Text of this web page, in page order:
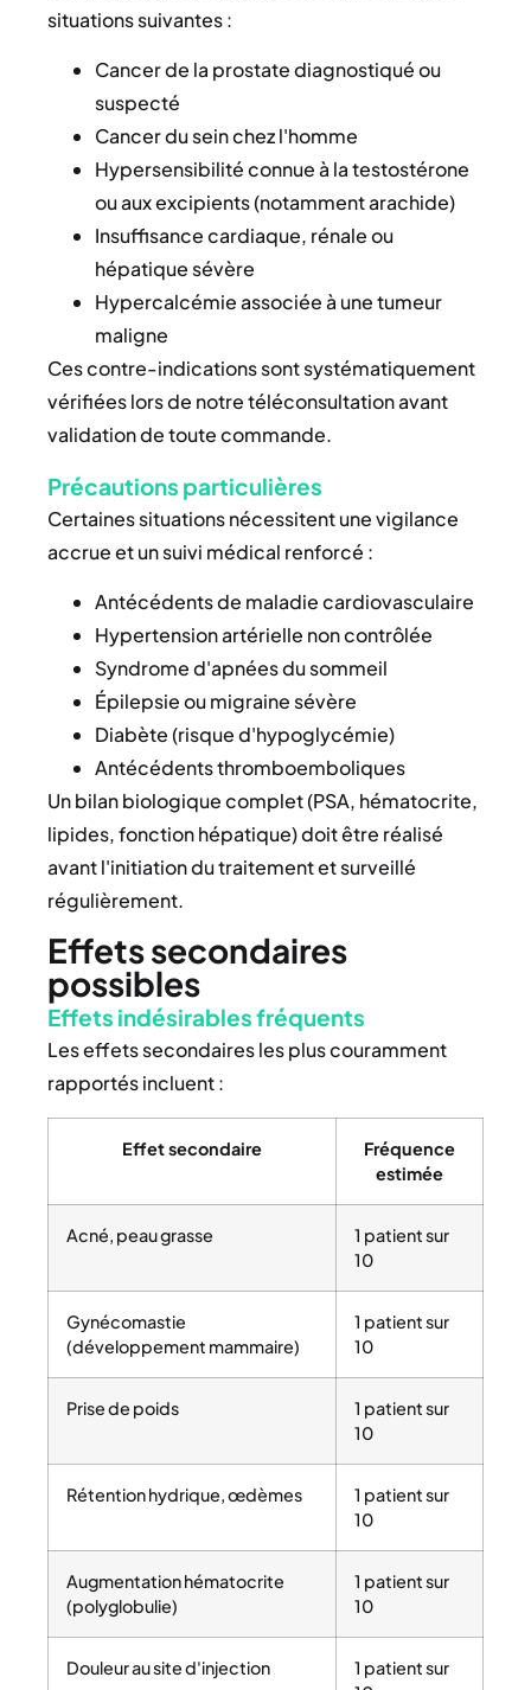
situations suivantes :
Cancer de la prostate diagnostiqué ou
suspecté
Cancer du sein chez l'homme
Hypersensibilité connue à la testostérone
ou aux excipients (notamment arachide)
Insuffisance cardiaque, rénale ou
hépatique sévère
Hypercalcémie associée à une tumeur
maligne
Ces contre-indications sont systématiquement
vérifiées lors de notre téléconsultation avant
validation de toute commande.
Précautions particulières
Certaines situations nécessitent une vigilance
accrue et un suivi médical renforcé :
Antécédents de maladie cardiovasculaire
Hypertension artérielle non contrôlée
Syndrome d'apnées du sommeil
Épilepsie ou migraine sévère
Diabète (risque d'hypoglycémie)
Antécédents thromboemboliques
Un bilan biologique complet (PSA, hématocrite,
lipides, fonction hépatique) doit être réalisé
avant l'initiation du traitement et surveillé
régulièrement.
Effets secondaires
possibles
Effets indésirables fréquents
Les effets secondaires les plus couramment
rapportés incluent :
Effet secondaire
Fréquence
estimée
Acné, peau grasse
1 patient sur
10
Gynécomastie
(développement mammaire)
1 patient sur
10
Prise de poids
1 patient sur
10
Rétention hydrique, œdèmes
1 patient sur
10
Augmentation hématocrite
(polyglobulie)
1 patient sur
10
Douleur au site d'injection
1 patient sur